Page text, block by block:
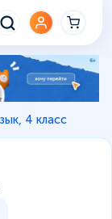
4 класс